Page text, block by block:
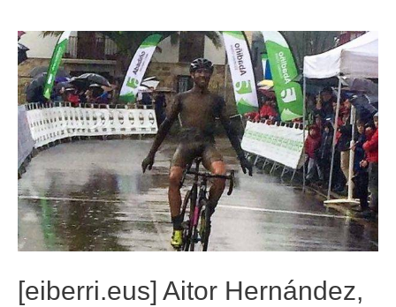
[eiberri.eus] Aitor Hernández,